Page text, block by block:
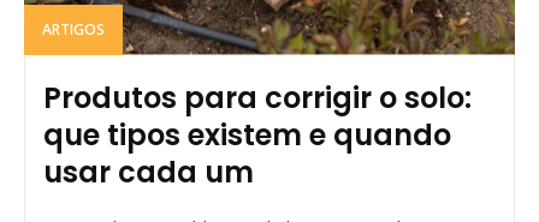
ARTIGOS
Produtos para corrigir o solo:
que tipos existem e quando
usar cada um